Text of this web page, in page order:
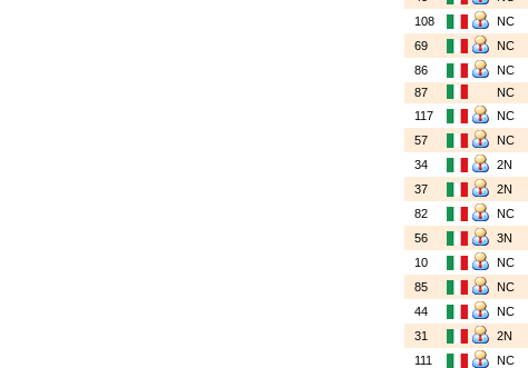
108
NC
69
NC
86
NC
87
NC
117
NC
57
NC
34
2N
37
2N
82
NC
56
3N
10
NC
85
NC
44
NC
31
2N
111
NC